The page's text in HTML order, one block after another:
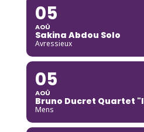
05
AOÛ
Sakina Abdou Solo
Avressieux
05
AOÛ
Bruno Ducret Quartet
Mens